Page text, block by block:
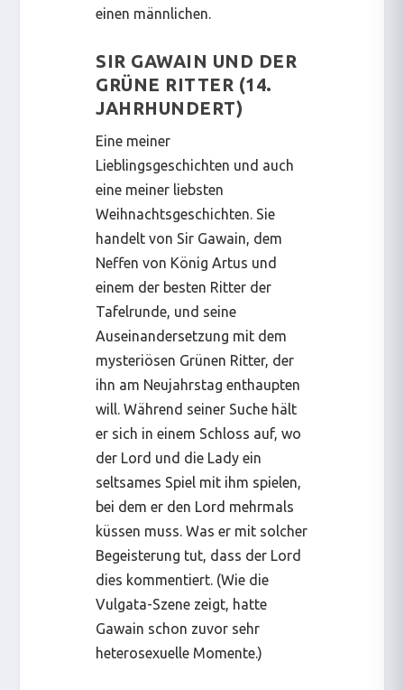
einen männlichen.
SIR GAWAIN UND DER
GRÜNE RITTER (14.
JAHRHUNDERT)
Eine meiner
Lieblingsgeschichten und auch
eine meiner liebsten
Weihnachtsgeschichten. Sie
handelt von Sir Gawain, dem
Neffen von König Artus und
einem der besten Ritter der
Tafelrunde, und seine
Auseinandersetzung mit dem
mysteriösen Grünen Ritter, der
ihn am Neujahrstag enthaupten
will. Während seiner Suche hält
er sich in einem Schloss auf, wo
der Lord und die Lady ein
seltsames Spiel mit ihm spielen,
bei dem er den Lord mehrmals
küssen muss. Was er mit solcher
Begeisterung tut, dass der Lord
dies kommentiert. (Wie die
Vulgata-Szene zeigt, hatte
Gawain schon zuvor sehr
heterosexuelle Momente.)